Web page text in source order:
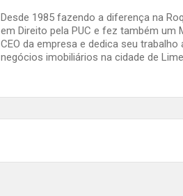
Desde 1985 fazendo a diferença na
em Direito pela PUC e fez também um
CEO da empresa e dedica seu
negócios imobiliários na cidade de